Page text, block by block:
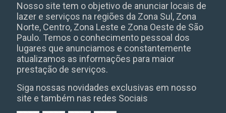
Nosso site tem o objetivo de anunciar locais de
lazer e serviços na regiões da Zona Sul, Zona
Norte, Centro, Zona Leste e Zona Oeste de São
Paulo. Temos o conhecimento pessoal dos
lugares que anunciamos e constantemente
atualizamos as informações para maior
prestação de serviços.
Siga nossas novidades exclusivas em nosso
site e também nas redes Sociais